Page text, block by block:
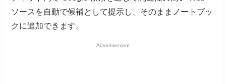
ソースを自動で候補として提示し、そのままノートブッ
クに追加できます。
Advertisement